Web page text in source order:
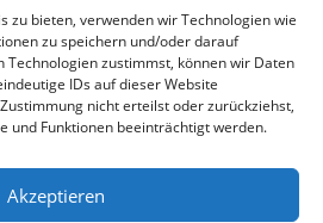
zu bieten, verwenden wir Technologien wie
zu speichern und/oder darauf
Technologien zustimmst, können wir Daten
IDs auf dieser Website
nicht erteilst oder zurückziehst,
und Funktionen beeinträchtigt werden.
Akzeptieren
einen Hang zum Querulieren
urgierte
seiner Anzeige gegen die
jedoch keine Antwort, dafür flatterte